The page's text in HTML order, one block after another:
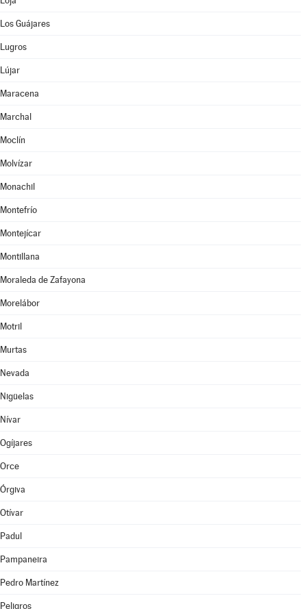
Los Guájares
Lugros
Lújar
Maracena
Marchal
Moclín
Molvízar
Monachil
Montefrío
Montejícar
Montillana
Moraleda de Zafayona
Morelábor
Motril
Murtas
Nevada
Nigüelas
Nívar
Ogíjares
Orce
Órgiva
Otívar
Padul
Pampaneira
Pedro Martínez
Peligros